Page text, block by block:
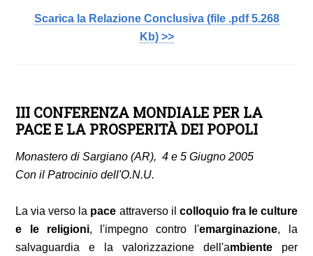
Scarica la Relazione Conclusiva (file .pdf 5.268
Kb) >>
III CONFERENZA MONDIALE PER LA
PACE E LA PROSPERITÀ DEI POPOLI
Monastero di Sargiano (AR), 4 e 5 Giugno 2005
Con il Patrocinio dell'O.N.U.
La via verso la pace attraverso il colloquio fra le culture
e le religioni, l'impegno contro l'emarginazione, la
salvaguardia e la valorizzazione dell'ambienteper